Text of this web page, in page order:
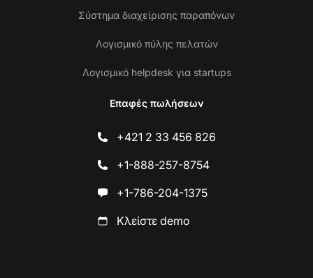
Σύστημα διαχείρισης παραπόνων
Λογισμικό πύλης πελατών
Λογισμικό helpdesk για startups
Επαφές πωλήσεων
+421 2 33 456 826
+1-888-257-8754
+1-786-204-1375
Κλείστε demo